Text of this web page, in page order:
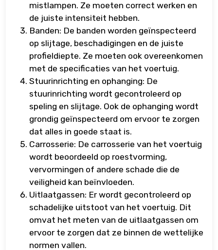
mistlampen. Ze moeten correct werken en
de juiste intensiteit hebben.
Banden: De banden worden geïnspecteerd
op slijtage, beschadigingen en de juiste
profieldiepte. Ze moeten ook overeenkomen
met de specificaties van het voertuig.
Stuurinrichting en ophanging: De
stuurinrichting wordt gecontroleerd op
speling en slijtage. Ook de ophanging wordt
grondig geïnspecteerd om ervoor te zorgen
dat alles in goede staat is.
Carrosserie: De carrosserie van het voertuig
wordt beoordeeld op roestvorming,
vervormingen of andere schade die de
veiligheid kan beïnvloeden.
Uitlaatgassen: Er wordt gecontroleerd op
schadelijke uitstoot van het voertuig. Dit
omvat het meten van de uitlaatgassen om
ervoor te zorgen dat ze binnen de wettelijke
normen vallen.